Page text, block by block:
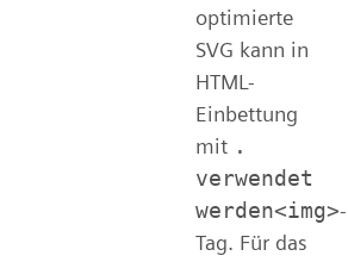
optimierte
SVG kann in
HTML-
Einbettung
mit .
verwendet
werden<img>-
Tag. Für das